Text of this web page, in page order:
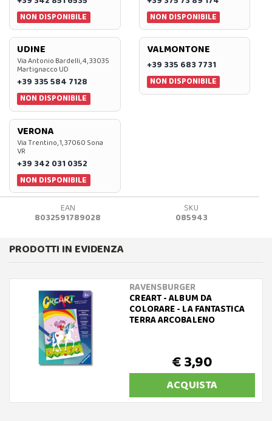
NON DISPONIBILE
NON DISPONIBILE
UDINE
Via Antonio Bardelli, 4, 33035
Martignacco UD
+39 335 584 7128
NON DISPONIBILE
VALMONTONE
+39 335 683 7731
NON DISPONIBILE
VERONA
Via Trentino, 1, 37060 Sona
VR
+39 342 031 0352
NON DISPONIBILE
EAN
8032591789028
SKU
085943
PRODOTTI IN EVIDENZA
RAVENSBURGER
CREART - ALBUM DA
COLORARE - LA FANTASTICA
TERRA ARCOBALENO
€ 3,90
ACQUISTA